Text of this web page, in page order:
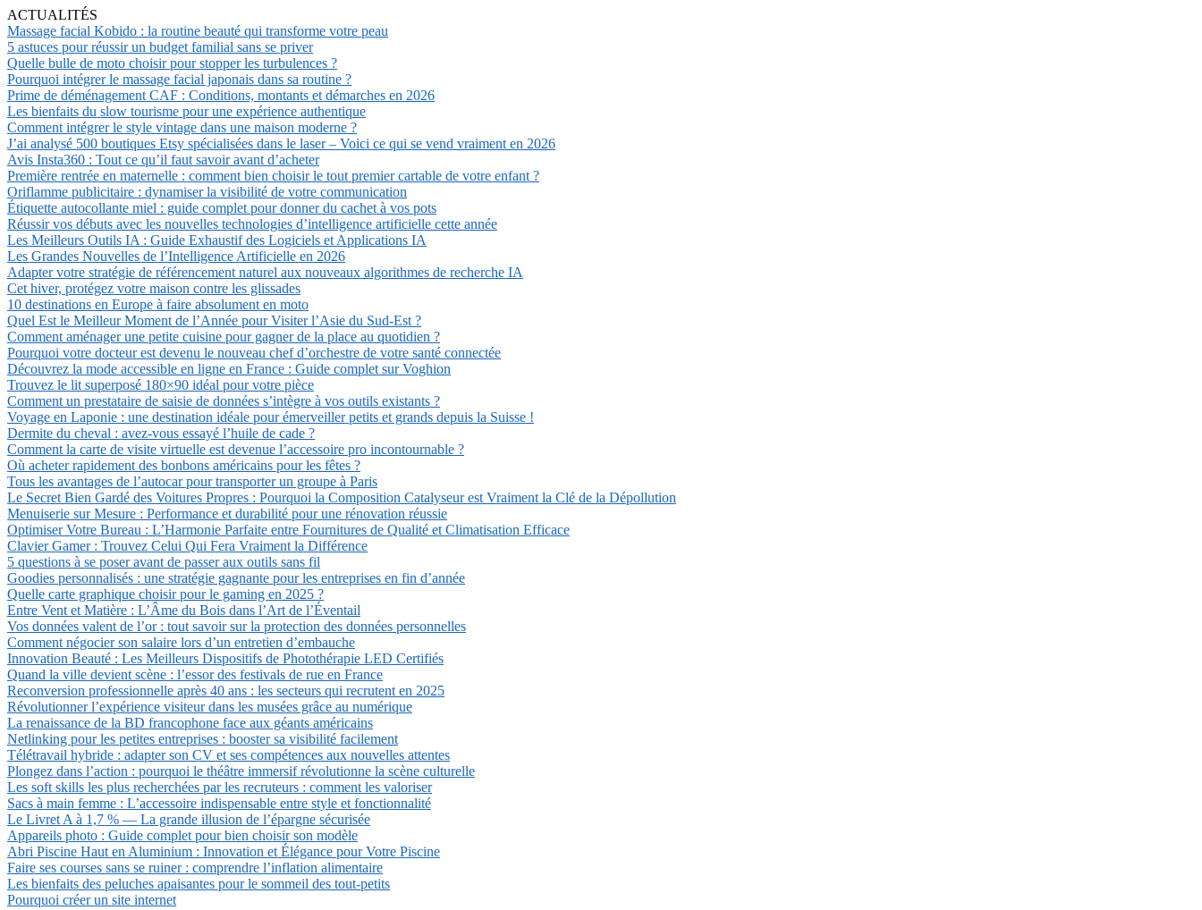
ACTUALITÉS
Massage facial Kobido : la routine beauté qui transforme votre peau
5 astuces pour réussir un budget familial sans se priver
Quelle bulle de moto choisir pour stopper les turbulences ?
Pourquoi intégrer le massage facial japonais dans sa routine ?
Prime de déménagement CAF : Conditions, montants et démarches en 2026
Les bienfaits du slow tourisme pour une expérience authentique
Comment intégrer le style vintage dans une maison moderne ?
J’ai analysé 500 boutiques Etsy spécialisées dans le laser – Voici ce qui se vend vraiment en 2026
Avis Insta360 : Tout ce qu’il faut savoir avant d’acheter
Première rentrée en maternelle : comment bien choisir le tout premier cartable de votre enfant ?
Oriflamme publicitaire : dynamiser la visibilité de votre communication
Étiquette autocollante miel : guide complet pour donner du cachet à vos pots
Réussir vos débuts avec les nouvelles technologies d’intelligence artificielle cette année
Les Meilleurs Outils IA : Guide Exhaustif des Logiciels et Applications IA
Les Grandes Nouvelles de l’Intelligence Artificielle en 2026
Adapter votre stratégie de référencement naturel aux nouveaux algorithmes de recherche IA
Cet hiver, protégez votre maison contre les glissades
10 destinations en Europe à faire absolument en moto
Quel Est le Meilleur Moment de l’Année pour Visiter l’Asie du Sud-Est ?
Comment aménager une petite cuisine pour gagner de la place au quotidien ?
Pourquoi votre docteur est devenu le nouveau chef d’orchestre de votre santé connectée
Découvrez la mode accessible en ligne en France : Guide complet sur Voghion
Trouvez le lit superposé 180×90 idéal pour votre pièce
Comment un prestataire de saisie de données s’intègre à vos outils existants ?
Voyage en Laponie : une destination idéale pour émerveiller petits et grands depuis la Suisse !
Dermite du cheval : avez-vous essayé l’huile de cade ?
Comment la carte de visite virtuelle est devenue l’accessoire pro incontournable ?
Où acheter rapidement des bonbons américains pour les fêtes ?
Tous les avantages de l’autocar pour transporter un groupe à Paris
Le Secret Bien Gardé des Voitures Propres : Pourquoi la Composition Catalyseur est Vraiment la Clé de la Dépollution
Menuiserie sur Mesure : Performance et durabilité pour une rénovation réussie
Optimiser Votre Bureau : L’Harmonie Parfaite entre Fournitures de Qualité et Climatisation Efficace
Clavier Gamer : Trouvez Celui Qui Fera Vraiment la Différence
5 questions à se poser avant de passer aux outils sans fil
Goodies personnalisés : une stratégie gagnante pour les entreprises en fin d’année
Quelle carte graphique choisir pour le gaming en 2025 ?
Entre Vent et Matière : L’Âme du Bois dans l’Art de l’Éventail
Vos données valent de l’or : tout savoir sur la protection des données personnelles
Comment négocier son salaire lors d’un entretien d’embauche
Innovation Beauté : Les Meilleurs Dispositifs de Photothérapie LED Certifiés
Quand la ville devient scène : l’essor des festivals de rue en France
Reconversion professionnelle après 40 ans : les secteurs qui recrutent en 2025
Révolutionner l’expérience visiteur dans les musées grâce au numérique
La renaissance de la BD francophone face aux géants américains
Netlinking pour les petites entreprises : booster sa visibilité facilement
Télétravail hybride : adapter son CV et ses compétences aux nouvelles attentes
Plongez dans l’action : pourquoi le théâtre immersif révolutionne la scène culturelle
Les soft skills les plus recherchées par les recruteurs : comment les valoriser
Sacs à main femme : L’accessoire indispensable entre style et fonctionnalité
Le Livret A à 1,7 % — La grande illusion de l’épargne sécurisée
Appareils photo : Guide complet pour bien choisir son modèle
Abri Piscine Haut en Aluminium : Innovation et Élégance pour Votre Piscine
Faire ses courses sans se ruiner : comprendre l’inflation alimentaire
Les bienfaits des peluches apaisantes pour le sommeil des tout-petits
Pourquoi créer un site internet